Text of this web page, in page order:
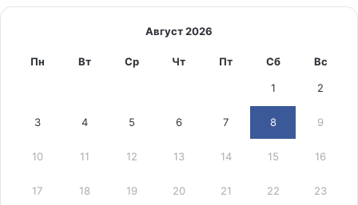
Август 2026
Пн Вт Ср Чт Пт Сб Вс
1 2
3 4 5 6 7 8 9
10 11 12 13 14 15 16
17 18 19 20 21 22 23